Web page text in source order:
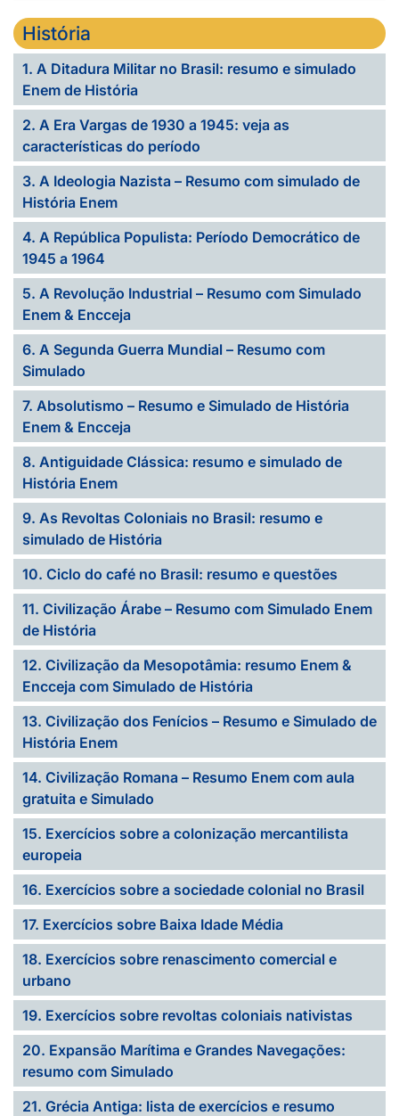
História
1. A Ditadura Militar no Brasil: resumo e simulado
Enem de História
2. A Era Vargas de 1930 a 1945: veja as
características do período
3. A Ideologia Nazista – Resumo com simulado de
História Enem
4. A República Populista: Período Democrático de
1945 a 1964
5. A Revolução Industrial – Resumo com Simulado
Enem & Encceja
6. A Segunda Guerra Mundial – Resumo com
Simulado
7. Absolutismo – Resumo e Simulado de História
Enem & Encceja
8. Antiguidade Clássica: resumo e simulado de
História Enem
9. As Revoltas Coloniais no Brasil: resumo e
simulado de História
10. Ciclo do café no Brasil: resumo e questões
11. Civilização Árabe – Resumo com Simulado Enem
de História
12. Civilização da Mesopotâmia: resumo Enem &
Encceja com Simulado de História
13. Civilização dos Fenícios – Resumo e Simulado de
História Enem
14. Civilização Romana – Resumo Enem com aula
gratuita e Simulado
15. Exercícios sobre a colonização mercantilista
europeia
16. Exercícios sobre a sociedade colonial no Brasil
17. Exercícios sobre Baixa Idade Média
18. Exercícios sobre renascimento comercial e
urbano
19. Exercícios sobre revoltas coloniais nativistas
20. Expansão Marítima e Grandes Navegações:
resumo com Simulado
21. Grécia Antiga: lista de exercícios e resumo